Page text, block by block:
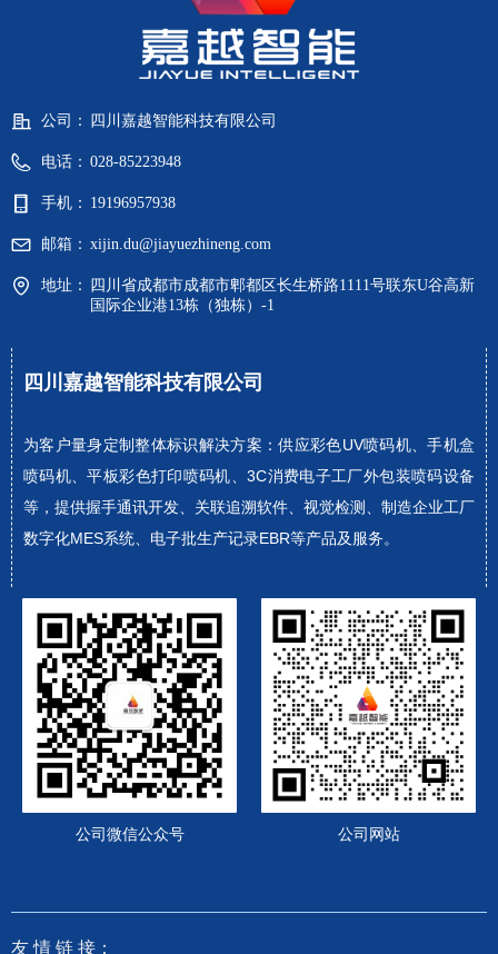
公司微信公众号 公司网站
四川嘉越智能科技有限公司
为客户量身定制整体标识解决方案：供应彩色UV喷码机、手机盒
喷码机、平板彩色打印喷码机、3C消费电子工厂外包装喷码设备
等，提供握手通讯开发、关联追溯软件、视觉检测、制造企业工厂
数字化MES系统、电子批生产记录EBR等产品及服务。
公司： 四川嘉越智能科技有限公司
电话： 028-85223948
手机： 19196957938
邮箱： xijin.du@jiayuezhineng.com
地址：
四川省成都市成都市郫都区长生桥路1111号联东U谷高新
国际企业港13栋（独栋）-1
友 情 链 接：